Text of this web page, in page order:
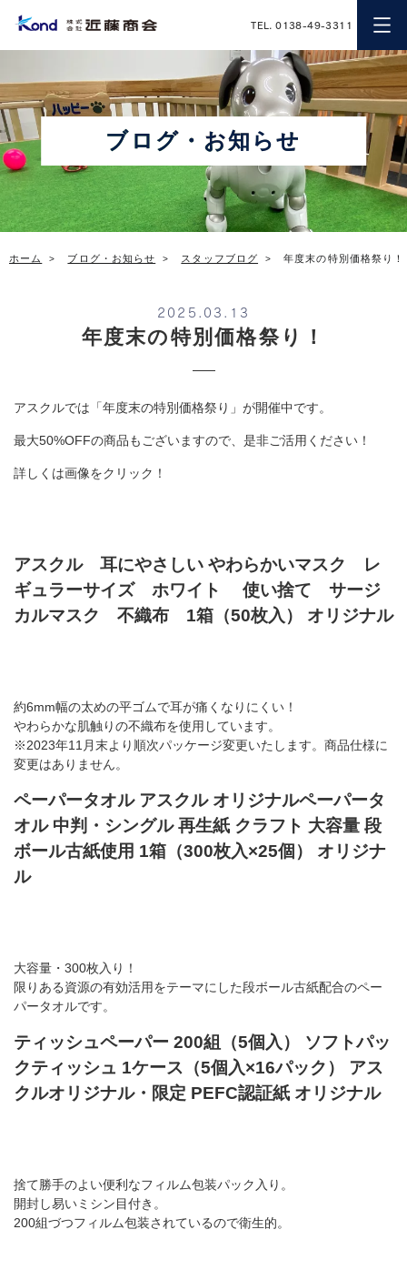
近藤商会
TEL. 0138-49-3311
ブログ・お知らせ
ホーム ブログ・お知らせ スタッフブログ 年度末の特別価格祭り！
2025.03.13
年度末の特別価格祭り！
アスクルでは「年度末の特別価格祭り」が開催中です。
最大50%OFFの商品もございますので、是非ご活用ください！
詳しくは画像をクリック！
アスクル 耳にやさしい やわらかいマスク レ
ギュラーサイズ ホワイト 使い捨て サージ
カルマスク 不織布 1箱（50枚入） オリジナル
約6mm幅の太めの平ゴムで耳が痛くなりにくい！
やわらかな肌触りの不織布を使用しています。
※2023年11月末より順次パッケージ変更いたします。商品仕様に
変更はありません。
ペーパータオル アスクル オリジナルペーパータ
オル 中判・シングル 再生紙 クラフト 大容量 段
ボール古紙使用 1箱（300枚入×25個） オリジナ
ル
大容量・300枚入り！
限りある資源の有効活用をテーマにした段ボール古紙配合のペー
パータオルです。
ティッシュペーパー 200組（5個入） ソフトパッ
クティッシュ 1ケース（5個入×16パック） アス
クルオリジナル・限定 PEFC認証紙 オリジナル
捨て勝手のよい便利なフィルム包装パック入り。
開封し易いミシン目付き。
200組づつフィルム包装されているので衛生的。